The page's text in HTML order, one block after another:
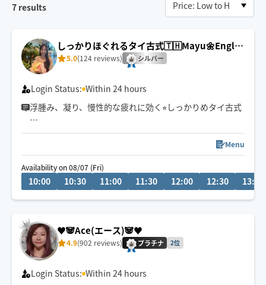
7 results
しっかりほぐれるタイ古式🇹🇭Mayu🌼Englis
h ok!
5.0(124 reviews) シルバー
Login Status: Within 24 hours
浮腫み、凝り、慢性的な疲れに効く⭐︎しっかりめタイ古式
日々頑張る自分へのご褒美に、お仕事や家事の隙間時間
お客様に合わせた居心地の良い空間づくりを心がけてい
ます☺️
90分がおすすめ！7〜16名古屋です！
あります🙏
ご希望の日時がない際はまず予約前にメッセージ頂ける
と対応できることもあります💌
Menu
Availability on 08/07 (Fri)
10:00 10:30 11:00 11:30 12:00 12:30 13:00
♥️🐼Ace(エース)🐼♥️
4.9(902 reviews) プラチナ 2位
Login Status: Within 24 hours